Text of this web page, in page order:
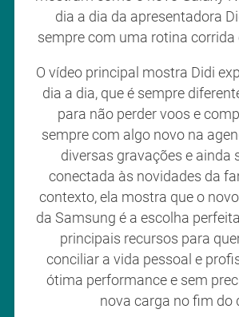
dia a dia da apresentadora
sempre com uma rotina
O vídeo principal mostra Didi
dia a dia, que é sempre
para não perder voos e
sempre com algo novo na
diversas gravações e ainda
conectada às novidades da
contexto, ela mostra que o
da Samsung é a escolha
principais recursos para
conciliar a vida pessoal e
ótima performance e sem
nova carga no fim do